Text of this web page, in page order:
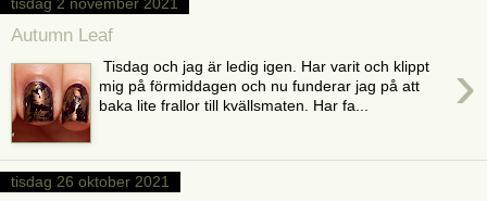
tisdag 2 november 2021
Autumn Leaf
›
Tisdag och jag är ledig igen. Har varit och klippt
mig på förmiddagen och nu funderar jag på att
baka lite frallor till kvällsmaten. Har fa...
tisdag 26 oktober 2021